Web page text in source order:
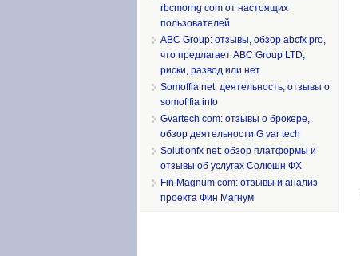
rbcmorng com от настоящих
пользователей
ABC Group: отзывы, обзор abcfx pro,
что предлагает ABC Group LTD,
риски, развод или нет
Somoffia net: деятельность, отзывы о
somof fia info
Gvartech com: отзывы о брокере,
обзор деятельности G var tech
Solutionfx net: обзор платформы и
отзывы об услугах Солюшн ФХ
Fin Magnum com: отзывы и анализ
проекта Фин Магнум